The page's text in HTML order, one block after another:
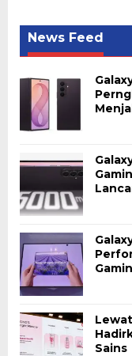
News Feed
Sains